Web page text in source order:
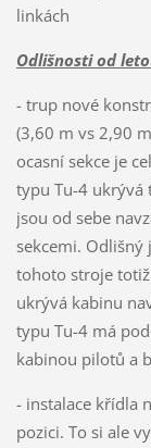
linkách
Odlišnosti od
- trup nové
(3,60 m vs 2,90
ocasní sekce je
typu Tu-4 ukrývá
jsou od sebe
sekcemi.
tohoto stroje
ukrývá kabinu
typu Tu-4 má
kabinou pilotů a
- instalace křídla
pozici. To si ale